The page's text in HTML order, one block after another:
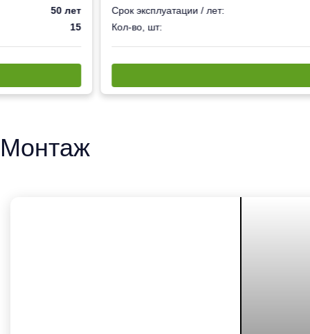
50 лет
15
Срок эксплуатации / лет:
Кол-во, шт:
Монтаж